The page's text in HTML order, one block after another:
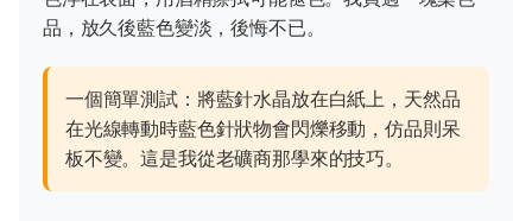
品，放久後藍色變淡，後悔不已。
一個簡單測試：將藍針水晶放在白紙上，天然品
在光線轉動時藍色針狀物會閃爍移動，仿品則呆
板不變。這是我從老礦商那學來的技巧。